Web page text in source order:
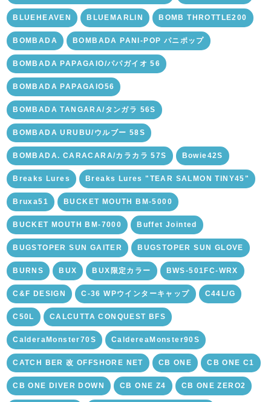
BLUEHEAVEN BLUEMARLIN BOMB THROTTLE200
BOMBADA BOMBADA PANI-POP パニポップ
BOMBADA PAPAGAIO/パパガイオ 56
BOMBADA PAPAGAIO56
BOMBADA TANGARA/タンガラ 56S
BOMBADA URUBU/ウルブー 58S
BOMBADA. CARACARA/カラカラ 57S Bowie42S
Breaks Lures Breaks Lures "TEAR SALMON TINY45"
Bruxa51 BUCKET MOUTH BM-5000
BUCKET MOUTH BM-7000 Buffet Jointed
BUGSTOPER SUN GAITER BUGSTOPER SUN GLOVE
BURNS BUX BUX限定カラー BWS-501FC-WRX
C&F DESIGN C-36 WPウインターキャップ C44L/G
C50L CALCUTTA CONQUEST BFS
CalderaMonster70S CaldereaMonster90S
CATCH BER 改 OFFSHORE NET CB ONE CB ONE C1
CB ONE DIVER DOWN CB ONE Z4 CB ONE ZERO2